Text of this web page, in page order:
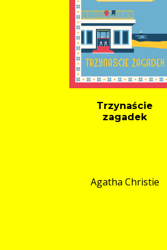
Trzynaście
zagadek
Agatha Christie